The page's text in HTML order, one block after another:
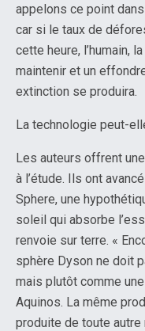
appelons ce point
car si le taux de
cette heure, l’humain,
maintenir et un
extinction se produira.
La technologie peut-
Les auteurs offrent
à l’étude. Ils ont
Sphere, une
soleil qui absorbe
renvoie sur terre. «
sphère Dyson ne doit
mais plutôt comme
Aquinos. La même
produite de toute